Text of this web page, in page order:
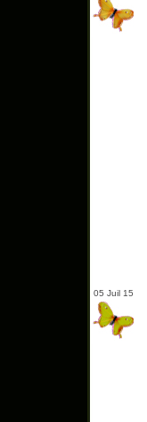
05 Juil 15